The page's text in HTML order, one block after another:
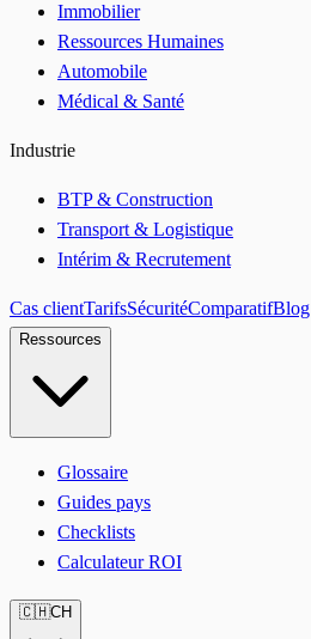
Immobilier
Ressources Humaines
Automobile
Médical & Santé
Industrie
BTP & Construction
Transport & Logistique
Intérim & Recrutement
Cas clientTarifsSécuritéComparatifBlog
Ressources
Glossaire
Guides pays
Checklists
Calculateur ROI
🇨🇭CH